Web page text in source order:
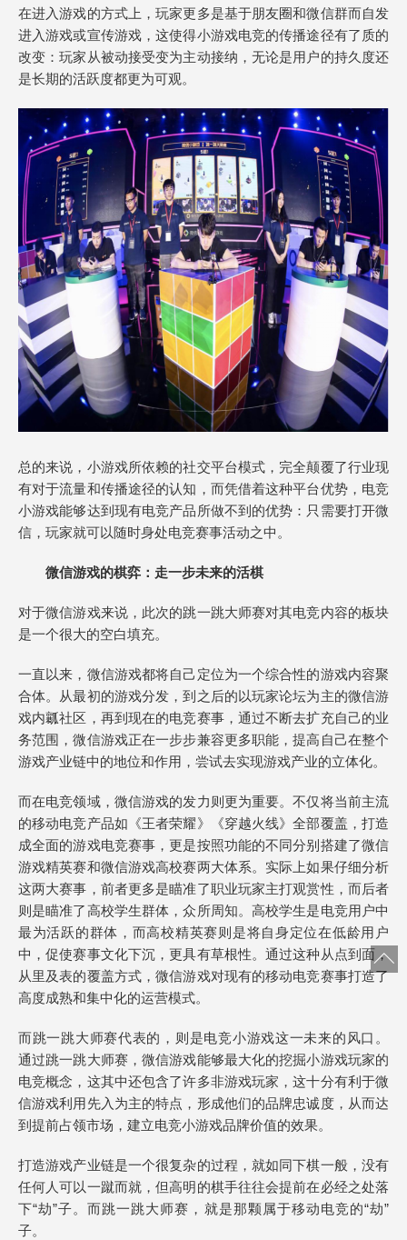
在进入游戏的方式上，玩家更多是基于朋友圈和微信群而自发
进入游戏或宣传游戏，这使得小游戏电竞的传播途径有了质的
改变：玩家从被动接受变为主动接纳，无论是用户的持久度还
是长期的活跃度都更为可观。
总的来说，小游戏所依赖的社交平台模式，完全颠覆了行业现
有对于流量和传播途径的认知，而凭借着这种平台优势，电竞
小游戏能够达到现有电竞产品所做不到的优势：只需要打开微
信，玩家就可以随时身处电竞赛事活动之中。
微信游戏的棋弈：走一步未来的活棋
对于微信游戏来说，此次的跳一跳大师赛对其电竞内容的板块
是一个很大的空白填充。
一直以来，微信游戏都将自己定位为一个综合性的游戏内容聚
合体。从最初的游戏分发，到之后的以玩家论坛为主的微信游
戏内瓤社区，再到现在的电竞赛事，通过不断去扩充自己的业
务范围，微信游戏正在一步步兼容更多职能，提高自己在整个
游戏产业链中的地位和作用，尝试去实现游戏产业的立体化。
而在电竞领域，微信游戏的发力则更为重要。不仅将当前主流
的移动电竞产品如《王者荣耀》《穿越火线》全部覆盖，打造
成全面的游戏电竞赛事，更是按照功能的不同分别搭建了微信
游戏精英赛和微信游戏高校赛两大体系。实际上如果仔细分析
这两大赛事，前者更多是瞄准了职业玩家主打观赏性，而后者
则是瞄准了高校学生群体，众所周知。高校学生是电竞用户中
最为活跃的群体，而高校精英赛则是将自身定位在低龄用户
中，促使赛事文化下沉，更具有草根性。通过这种从点到面，
从里及表的覆盖方式，微信游戏对现有的移动电竞赛事打造了
高度成熟和集中化的运营模式。
而跳一跳大师赛代表的，则是电竞小游戏这一未来的风口。
通过跳一跳大师赛，微信游戏能够最大化的挖掘小游戏玩家的
电竞概念，这其中还包含了许多非游戏玩家，这十分有利于微
信游戏利用先入为主的特点，形成他们的品牌忠诚度，从而达
到提前占领市场，建立电竞小游戏品牌价值的效果。
打造游戏产业链是一个很复杂的过程，就如同下棋一般，没有
任何人可以一蹴而就，但高明的棋手往往会提前在必经之处落
下“劫”子。而跳一跳大师赛，就是那颗属于移动电竞的“劫”
子。